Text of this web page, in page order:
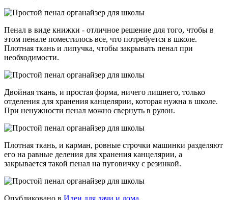
Пенал в виде книжки - отличное решение для того, чтобы в
этом пенале поместилось все, что потребуется в школе.
Плотная ткань и липучка, чтобы закрывать пенал при
необходимости.
Двойная ткань, и простая форма, ничего лишнего, только
отделения для хранения канцелярии, которая нужна в школе.
При ненужности пенал можно свернуть в рулон.
Плотная ткань, и карман, ровные строчки машинки разделяют
его на равные деления для хранения канцелярии, а
закрывается такой пенал на пуговичку с резинкой.
Опубликовано в Идеи для дачи и дома